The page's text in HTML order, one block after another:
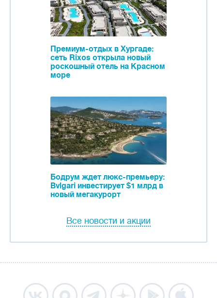
Премиум-отдых в Хургаде:
сеть Rixos открыла новый
роскошный отель на Красном
море
Бодрум ждет люкс-премьеру:
Bvlgari инвестирует $1 млрд в
новый мегакурорт
Все новости и акции